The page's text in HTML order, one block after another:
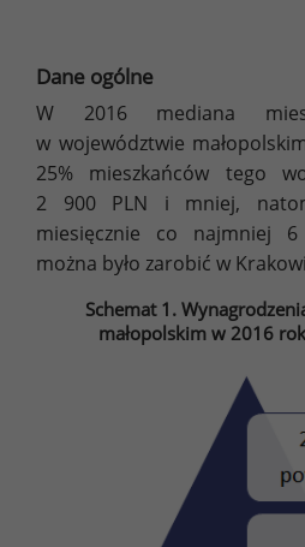
Dane ogólne
W 2016 mediana
w województwie
25% mieszkańców tego
2 900 PLN i mniej,
miesięcznie co najmniej
można było zarobić w
Schemat 1.
małopolskim w 2016